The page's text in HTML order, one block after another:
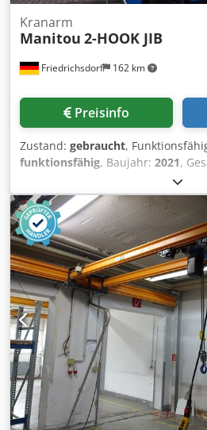
Friedrichsdorf 162 km
Kranarm
Manitou 2-HOOK JIB
Preisinfo
Zustand: gebraucht,
funktionsfähig, Baujahr: 2021,
, Leergewicht:
mm, Baubreite:830 mm, Kranarm
Uef Zustand: Einsatzbereit und
Technisch: normal Beschreibung:
handling suspended loads. Jib
various needs of building sites.
handling applications